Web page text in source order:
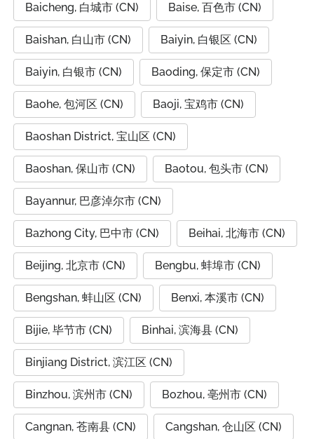
Baicheng, 白城市 (CN) Baise, 百色市 (CN)
Baishan, 白山市 (CN) Baiyin, 白银区 (CN)
Baiyin, 白银市 (CN) Baoding, 保定市 (CN)
Baohe, 包河区 (CN) Baoji, 宝鸡市 (CN)
Baoshan District, 宝山区 (CN)
Baoshan, 保山市 (CN) Baotou, 包头市 (CN)
Bayannur, 巴彦淖尔市 (CN)
Bazhong City, 巴中市 (CN) Beihai, 北海市 (CN)
Beijing, 北京市 (CN) Bengbu, 蚌埠市 (CN)
Bengshan, 蚌山区 (CN) Benxi, 本溪市 (CN)
Bijie, 毕节市 (CN) Binhai, 滨海县 (CN)
Binjiang District, 滨江区 (CN)
Binzhou, 滨州市 (CN) Bozhou, 亳州市 (CN)
Cangnan, 苍南县 (CN) Cangshan, 仓山区 (CN)